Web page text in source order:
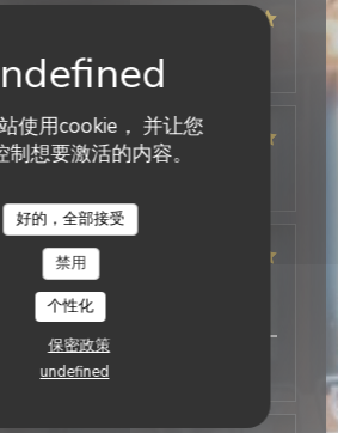
使用cookie， 并让您
制想要激活的内容。
好的，全部接受
禁用
个性化
保密政策
undefined
菜单: 5/5 质价比: 4/5
- 来宾 3
- 来宾 2
菜单 :5/5 质价比
et excellent
Il Caravaggio